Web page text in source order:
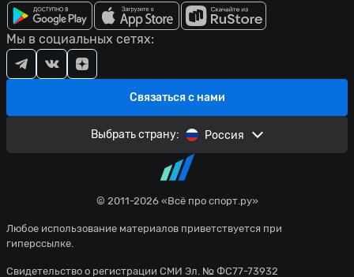
© 2011-2026 «Всё про спорт.ру»
Любое использование материалов приветствуется при
гиперссылке.
Свидетельство о регистрации СМИ Эл. № ФС77-73932
Связаться с нами
Мы в социальных сетях:
Выбрать страну: Россия